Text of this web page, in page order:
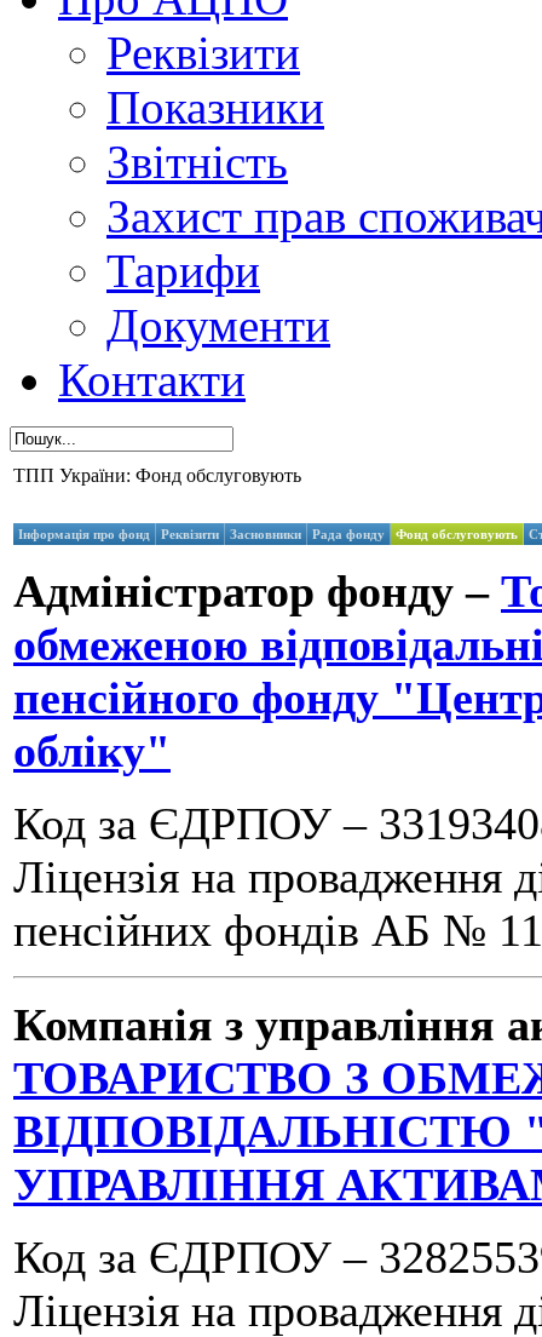
Реквізити
Показники
Звітність
Захист прав
Тарифи
Документи
Контакти
ТПП України: Фонд обслуговують
Інформація про фонд Реквізити Засновники Рада фонду Фонд обслуговують
Адміністратор фонду –
обмеженою
пенсійного фонду
обліку"
Код за ЄДРПОУ –
Ліцензія на провадження
пенсійних фондів АБ №
Компанія з управління
ТОВАРИСТВО З
ВІДПОВІДАЛЬНІСТЮ
УПРАВЛІННЯ
Код за ЄДРПОУ –
Ліцензія на провадження